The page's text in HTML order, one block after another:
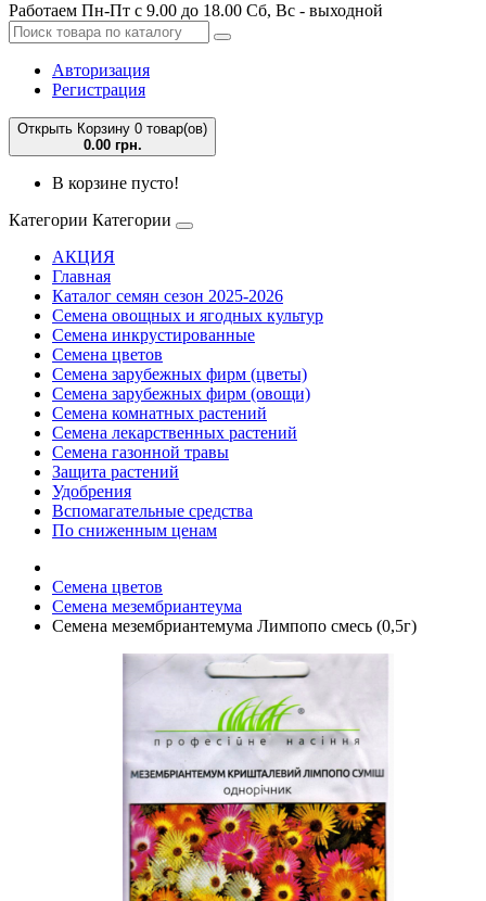
Работаем Пн-Пт с 9.00 до 18.00 Сб, Вс - выходной
Авторизация
Регистрация
Открыть Корзину 0 товар(ов)
0.00 грн.
В корзине пусто!
Категории Категории
АКЦИЯ
Главная
Каталог семян сезон 2025-2026
Семена овощных и ягодных культур
Семена инкрустированные
Семена цветов
Семена зарубежных фирм (цветы)
Семена зарубежных фирм (овощи)
Семена комнатных растений
Семена лекарственных растений
Семена газонной травы
Защита растений
Удобрения
Вспомагательные средства
По сниженным ценам
Семена цветов
Семена мезембриантеума
Семена мезембриантемума Лимпопо смесь (0,5г)